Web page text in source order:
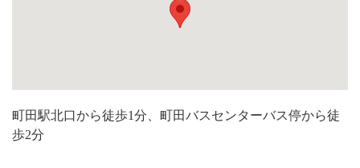
町田駅北口から徒歩1分、町田バスセンターバス停から徒
歩2分